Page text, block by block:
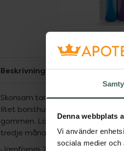
Denna webbplats
Vi använder
sociala medier och
Beskrivning
Skonsam tandborste för barn
litet borsthuvud som gör det lätt
gommen. Lämplig för barn från 3
tredje månad.
Jämförpris 7,30 kr